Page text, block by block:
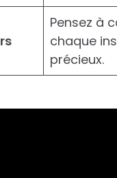
Pensez à
chaque
précieux.